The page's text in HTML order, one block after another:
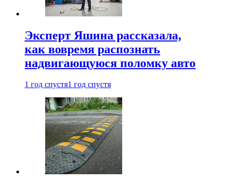
Эксперт Яшина рассказала,
как вовремя распознать
надвигающуюся поломку авто
1 год спустя1 год спустя